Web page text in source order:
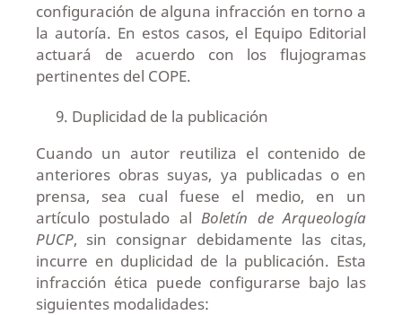
configuración de alguna infracción en torno a
la autoría. En estos casos, el Equipo Editorial
actuará de acuerdo con los flujogramas
pertinentes del COPE.
Duplicidad de la publicación
Cuando un autor reutiliza el contenido de
anteriores obras suyas, ya publicadas o en
prensa, sea cual fuese el medio, en un
artículo postulado alBoletín de Arqueología
PUCP, sin consignar debidamente las citas,
incurre en duplicidad de la publicación. Esta
infracción ética puede configurarse bajo las
siguientes modalidades: